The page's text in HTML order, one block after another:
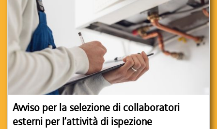
Avviso per la selezione di collaboratori
esterni per l’attività di ispezione